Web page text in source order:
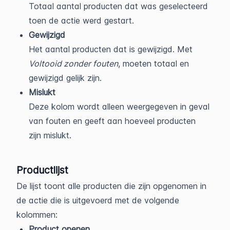
Totaal aantal producten dat was geselecteerd
toen de actie werd gestart.
Gewijzigd
Het aantal producten dat is gewijzigd. Met
Voltooid zonder fouten, moeten totaal en
gewijzigd gelijk zijn.
Mislukt
Deze kolom wordt alleen weergegeven in geval
van fouten en geeft aan hoeveel producten
zijn mislukt.
Productlijst
De lijst toont alle producten die zijn opgenomen in
de actie die is uitgevoerd met de volgende
kolommen: